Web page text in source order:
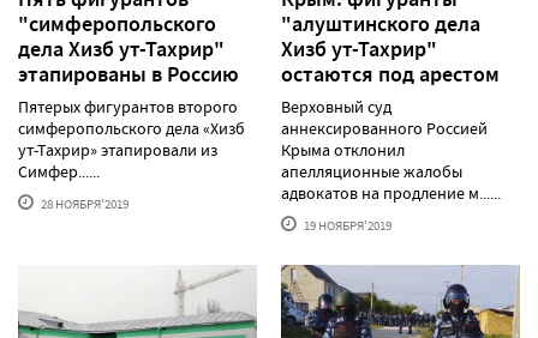
"симферопольского
дела Хизб ут-Тахрир"
этапированы в Россию
Пятерых фигурантов второго
симферопольского дела «Хизб
ут-Тахрир» этапировали из
Симфер......
28 НОЯБРЯ'2019
"алуштинского дела
Хизб ут-Тахрир"
остаются под арестом
Верховный суд
аннексированного Россией
Крыма отклонил
апелляционные жалобы
адвокатов на продление м......
19 НОЯБРЯ'2019